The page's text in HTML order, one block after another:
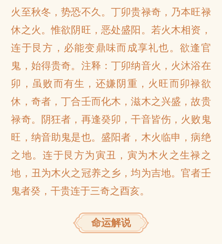
火至秋冬，势恐不久。丁卯贵禄奇，乃本旺禄
休之火。惟欲阴旺，恶处盛阳。若火木相资，
连于艮方，必能变鼎味而成享礼也。欲逢官
鬼，始得贵奇。注释：丁卯纳音火，火沐浴在
卯，虽败而有生，还嫌阴重，火旺而卯禄欲
休，奇者，丁合壬而化木，滋木之兴盛，故贵
禄奇。阴狂者，再逢癸卯，干音皆伤，火败鬼
旺，纳音助鬼是也。盛阳者，木火临申，病绝
之地。连于艮方为寅丑，寅为木火之生禄之
地，丑为木火之冠养之乡，均为吉地。官者壬
鬼者癸，干贵连于三奇之酉亥。
命运解说